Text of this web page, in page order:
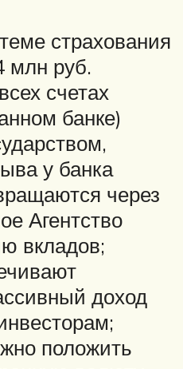
страхования
млн руб.
счетах
банке)
у банка
через
Агентство
вкладов;
доход
положить